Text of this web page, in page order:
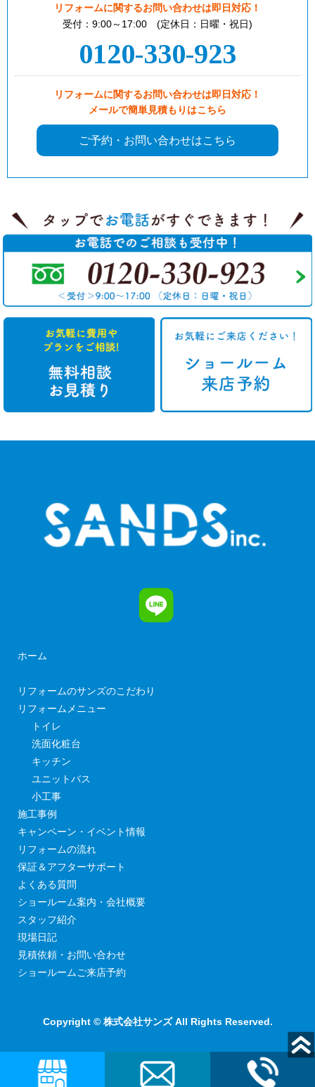
リフォームに関するお問い合わせは即日対応！
受付：9:00～17:00 (定休日：日曜・祝日)
0120-330-923
リフォームに関するお問い合わせは即日対応！
メールで簡単見積もりはこちら
ご予約・お問い合わせはこちら
ホーム
リフォームのサンズのこだわり
リフォームメニュー
トイレ
洗面化粧台
キッチン
ユニットバス
小工事
施工事例
キャンペーン・イベント情報
リフォームの流れ
保証＆アフターサポート
よくある質問
ショールーム案内・会社概要
スタッフ紹介
現場日記
見積依頼・お問い合わせ
ショールームご来店予約
Copyright © 株式会社サンズ All Rights Reserved.